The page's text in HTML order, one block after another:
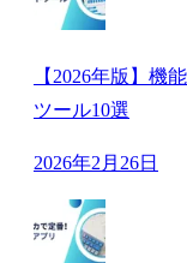
【2026年版】機
ツール10選
2026年2月26日